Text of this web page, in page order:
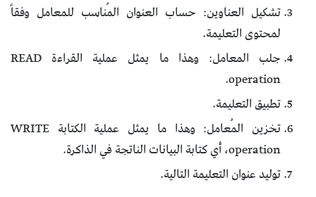
تشكيل العناوين: حساب العنوان المُناسب للمعامل وفقاً
لمحتوى التعليمة.
جلب المعامل: وهذا ما يمثل عملية القراءة READ
operation.
تطبيق التعليمة.
تخزين المُعامل: وهذا ما يمثل عملية الكتابة WRITE
operation، أي كتابة البيانات الناتجة في الذاكرة.
توليد عنوان التعليمة التالية.